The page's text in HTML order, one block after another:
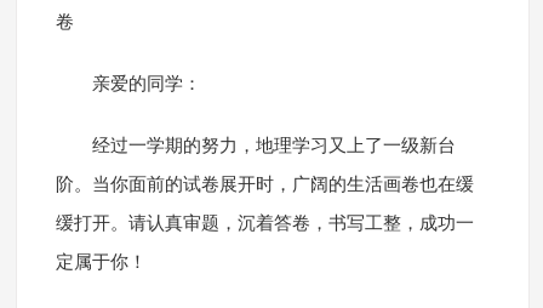
卷
亲爱的同学：
经过一学期的努力，地理学习又上了一级新台
阶。当你面前的试卷展开时，广阔的生活画卷也在缓
缓打开。请认真审题，沉着答卷，书写工整，成功一
定属于你！